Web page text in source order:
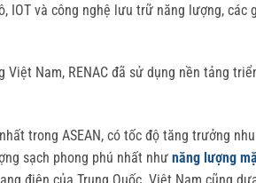
IOT và công nghệ lưu trữ năng lượng,
Nam, RENAC đã sử dụng nền tảng
trong ASEAN, có tốc độ tăng trưởng
sạch phong phú nhất như năng lượng